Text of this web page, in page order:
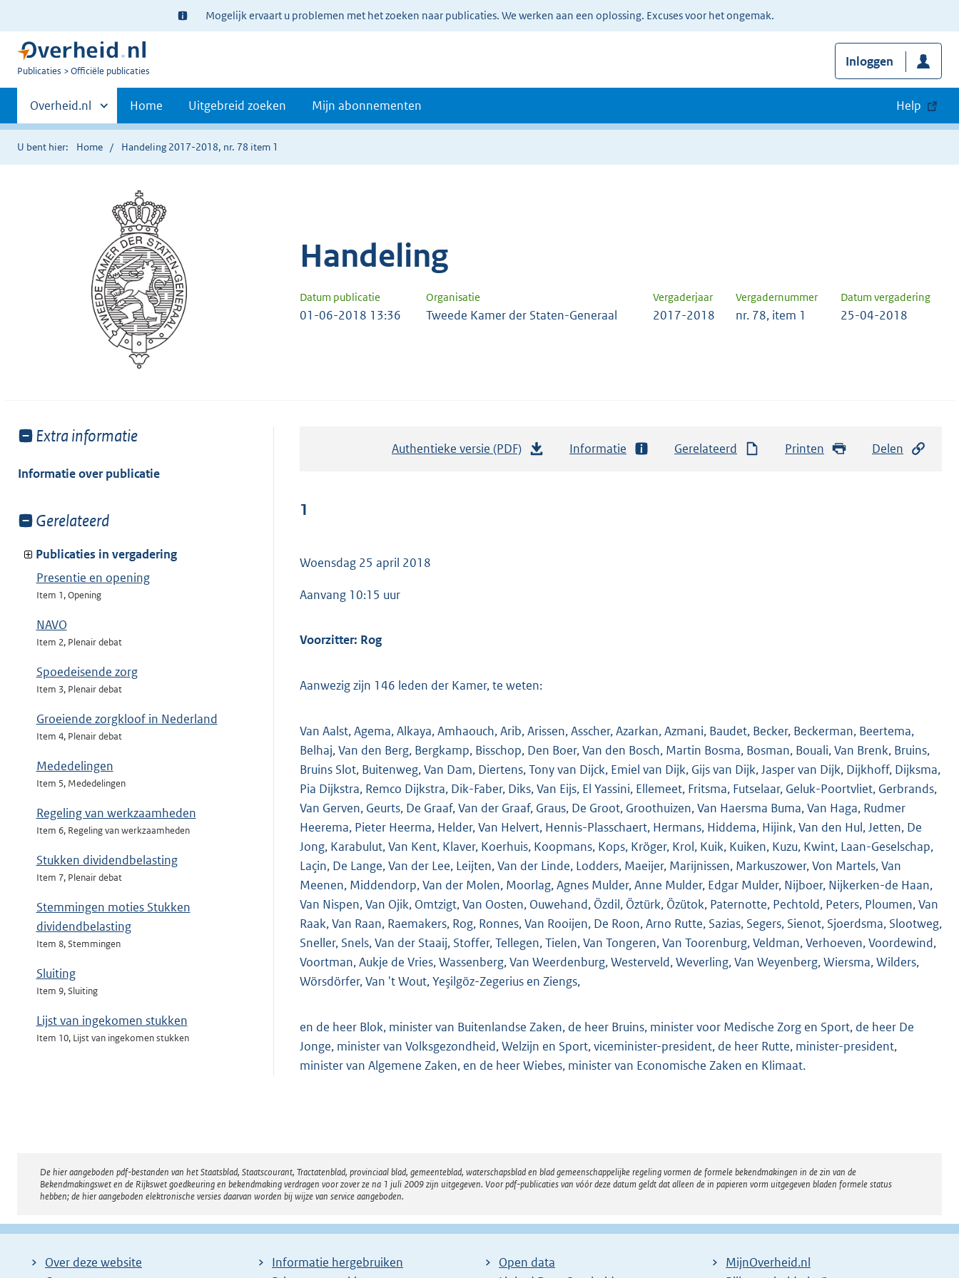
Ter
informatie:
Mogelijk ervaart u problemen met het zoeken naar publicaties. We werken aan een oplossing. Excuses voor het ongemak.
U
Publicaties Officiële publicaties
Inloggen
Primaire
navigatie
Andere
sites
binnen
Overheid.nl Home Uitgebreid zoeken Mijn abonnementen Help
U bent hier: Home Handeling 2017-2018, nr. 78 item 1
Handeling
Datum publicatie Organisatie Vergaderjaar Vergadernummer Datum vergadering
01-06-2018 13:36 Tweede Kamer der Staten-Generaal 2017-2018 nr. 78, item 1 25-04-2018
Toon
van:
Extra informatie
Informatie over publicatie
Toon
van:
Gerelateerd
Publicaties in vergadering
Presentie en opening
Item 1, Opening
NAVO
Item 2, Plenair debat
Spoedeisende zorg
Item 3, Plenair debat
Groeiende zorgkloof in Nederland
Item 4, Plenair debat
Mededelingen
Item 5, Mededelingen
Regeling van werkzaamheden
Item 6, Regeling van werkzaamheden
Stukken dividendbelasting
Item 7, Plenair debat
Stemmingen moties Stukken
dividendbelasting
Item 8, Stemmingen
Sluiting
Item 9, Sluiting
Lijst van ingekomen stukken
Item 10, Lijst van ingekomen stukken
Authentieke versie (PDF)
t
:
1
9
0
K
b
Informatie Gerelateerd Printen Delen
1
Woensdag 25 april 2018
Aanvang 10:15 uur
Voorzitter: Rog
Aanwezig zijn 146 leden der Kamer, te weten:
Van Aalst, Agema, Alkaya, Amhaouch, Arib, Arissen, Asscher, Azarkan, Azmani, Baudet, Becker, Beckerman, Beertema,
Belhaj, Van den Berg, Bergkamp, Bisschop, Den Boer, Van den Bosch, Martin Bosma, Bosman, Bouali, Van Brenk, Bruins,
Bruins Slot, Buitenweg, Van Dam, Diertens, Tony van Dijck, Emiel van Dijk, Gijs van Dijk, Jasper van Dijk, Dijkhoff, Dijksma,
Pia Dijkstra, Remco Dijkstra, Dik-Faber, Diks, Van Eijs, El Yassini, Ellemeet, Fritsma, Futselaar, Geluk-Poortvliet, Gerbrands,
Van Gerven, Geurts, De Graaf, Van der Graaf, Graus, De Groot, Groothuizen, Van Haersma Buma, Van Haga, Rudmer
Heerema, Pieter Heerma, Helder, Van Helvert, Hennis-Plasschaert, Hermans, Hiddema, Hijink, Van den Hul, Jetten, De
Jong, Karabulut, Van Kent, Klaver, Koerhuis, Koopmans, Kops, Kröger, Krol, Kuik, Kuiken, Kuzu, Kwint, Laan-Geselschap,
Laçin, De Lange, Van der Lee, Leijten, Van der Linde, Lodders, Maeijer, Marijnissen, Markuszower, Von Martels, Van
Meenen, Middendorp, Van der Molen, Moorlag, Agnes Mulder, Anne Mulder, Edgar Mulder, Nijboer, Nijkerken-de Haan,
Van Nispen, Van Ojik, Omtzigt, Van Oosten, Ouwehand, Özdil, Öztürk, Özütok, Paternotte, Pechtold, Peters, Ploumen, Van
Raak, Van Raan, Raemakers, Rog, Ronnes, Van Rooijen, De Roon, Arno Rutte, Sazias, Segers, Sienot, Sjoerdsma, Slootweg,
Sneller, Snels, Van der Staaij, Stoffer, Tellegen, Tielen, Van Tongeren, Van Toorenburg, Veldman, Verhoeven, Voordewind,
Voortman, Aukje de Vries, Wassenberg, Van Weerdenburg, Westerveld, Weverling, Van Weyenberg, Wiersma, Wilders,
Wörsdörfer, Van 't Wout, Yeşilgöz-Zegerius en Ziengs,
en de heer Blok, minister van Buitenlandse Zaken, de heer Bruins, minister voor Medische Zorg en Sport, de heer De
Jonge, minister van Volksgezondheid, Welzijn en Sport, viceminister-president, de heer Rutte, minister-president,
minister van Algemene Zaken, en de heer Wiebes, minister van Economische Zaken en Klimaat.
Disclaimer
De hier aangeboden pdf-bestanden van het Staatsblad, Staatscourant, Tractatenblad, provinciaal blad, gemeenteblad, waterschapsblad en blad gemeenschappelijke regeling vormen de formele bekendmakingen in de zin van de
Bekendmakingswet en de Rijkswet goedkeuring en bekendmaking verdragen voor zover ze na 1 juli 2009 zijn uitgegeven. Voor pdf-publicaties van vóór deze datum geldt dat alleen de in papieren vorm uitgegeven bladen formele status
hebben; de hier aangeboden elektronische versies daarvan worden bij wijze van service aangeboden.
Over deze website
Informatie hergebruiken
Open data
MijnOverheid.nl